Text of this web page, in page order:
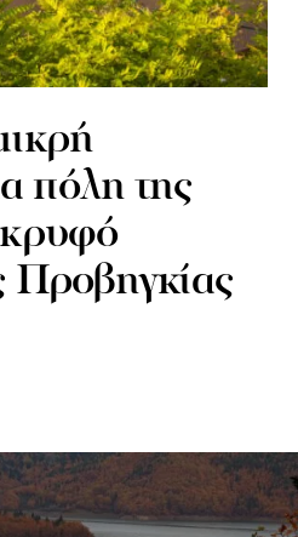
πόλη της
κρυφό
Προβηγκίας